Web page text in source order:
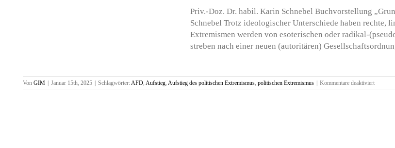
Priv.-Doz. Dr. habil. Karin Schnebel Buchvorstellung
Schnebel Trotz ideologischer Unterschiede haben rechte,
Extremismen werden von esoterischen oder radikal-
streben nach einer neuen (autoritären)
Von GIM Januar 15th, 2025 Schlagwörter:AFD, Aufstieg, Aufstieg des politischen Extremismus, politischen Extremismus Kommentare deaktiviertfür
Der